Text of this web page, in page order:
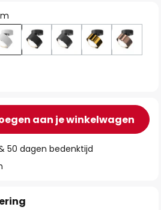
aan je winkelwagen
50 dagen bedenktijd